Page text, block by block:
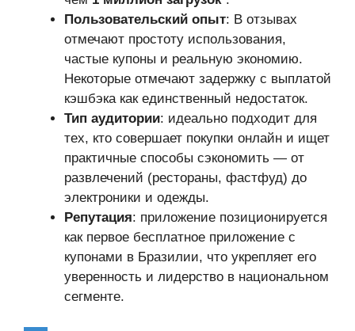
Пользовательский опыт: В отзывах
отмечают простоту использования,
частые купоны и реальную экономию.
Некоторые отмечают задержку с выплатой
кэшбэка как единственный недостаток.
Тип аудитории: идеально подходит для
тех, кто совершает покупки онлайн и ищет
практичные способы сэкономить — от
развлечений (рестораны, фастфуд) до
электроники и одежды.
Репутация: приложение позиционируется
как первое бесплатное приложение с
купонами в Бразилии, что укрепляет его
уверенность и лидерство в национальном
сегменте.